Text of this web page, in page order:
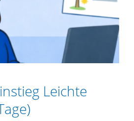
Leichte